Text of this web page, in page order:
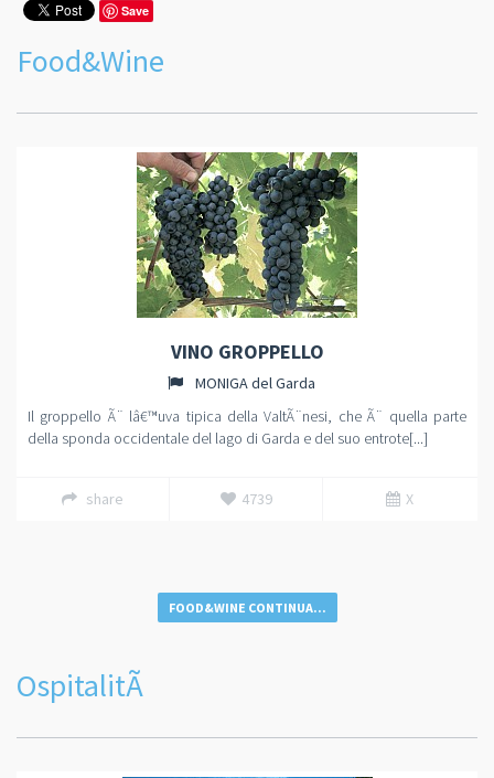
Save
Food&Wine
VINO GROPPELLO
MONIGA del Garda
Il groppello Ã¨ lâ€™uva tipica della ValtÃ¨nesi, che Ã¨ quella parte
della sponda occidentale del lago di Garda e del suo entrote[...]
share 4739 X
FOOD&WINE CONTINUA...
OspitalitÃ